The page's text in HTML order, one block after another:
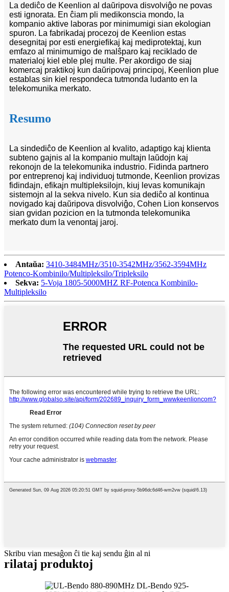
La dediĉo de Keenlion al daŭripova disvolviĝo ne povas
esti ignorata. En ĉiam pli medikonscia mondo, la
kompanio aktive laboras por minimumigi sian ekologian
spuron. La fabrikadaj procezoj de Keenlion estas
desegnitaj por esti energiefikaj kaj mediprotektaj, kun
emfazo al minimumigo de malŝparo kaj reciklado de
materialoj kiel eble plej multe. Per akordigo de siaj
komercaj praktikoj kun daŭripovaj principoj, Keenlion plue
establas sin kiel respondeca tutmonda ludanto en la
telekomunika merkato.
Resumo
La sindediĉo de Keenlion al kvalito, adaptigo kaj klienta
subteno gajnis al la kompanio multajn laŭdojn kaj
rekonojn de la telekomunika industrio. Fidinda partnero
por entreprenoj kaj individuoj tutmonde, Keenlion provizas
fidindajn, efikajn multipleksilojn, kiuj levas komunikajn
sistemojn al la sekva nivelo. Kun sia dediĉo al kontinua
novigado kaj daŭripova disvolviĝo, Cohen Lion konservos
sian gvidan pozicion en la tutmonda telekomunika
merkato dum la venontaj jaroj.
Antaŭa: 3410-3484MHz/3510-3542MHz/3562-3594MHz
Potenco-Kombinilo/Multipleksilo/Tripleksilo
Sekva: 5-Voja 1805-5000MHZ RF-Potenca Kombinilo-
Multipleksilo
Skribu vian mesaĝon ĉi tie kaj sendu ĝin al ni
rilataj produktoj